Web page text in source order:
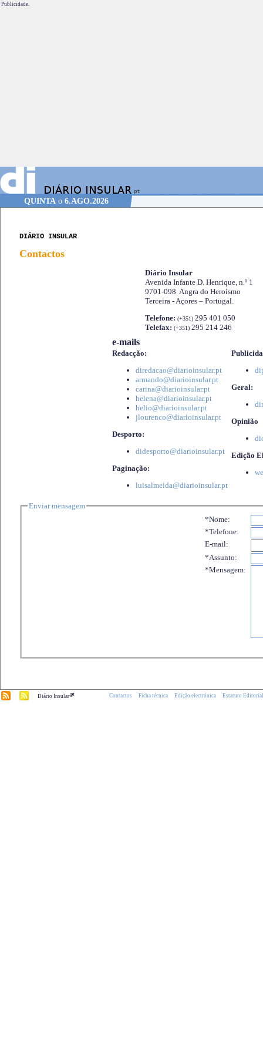
Publicidade.
QUINTAo 6.AGO.2026
DIÁRIO INSULAR
Contactos
Diário Insular
Avenida Infante D. Henrique, n.º 1
9701-098 Angra do Heroísmo
Terceira - Açores – Portugal.
Telefone: (+351) 295 401 050
Telefax: (+351) 295 214 246
e-mails
Redacção:
diredacao@diarioinsular.pt
armando@diarioinsular.pt
carina@diarioinsular.pt
helena@diarioinsular.pt
helio@diarioinsular.pt
jlourenco@diarioinsular.pt
Desporto:
didesporto@diarioinsular.pt
Paginação:
luisalmeida@diarioinsular.pt
Geral:
Opinião
Edição
Enviar mensagem
*Nome:
*Telefone:
E-mail:
*Assunto:
*Mensagem:
Diário Insular.pt Contactos Ficha técnica Edição electrónica Estatuto Editorial